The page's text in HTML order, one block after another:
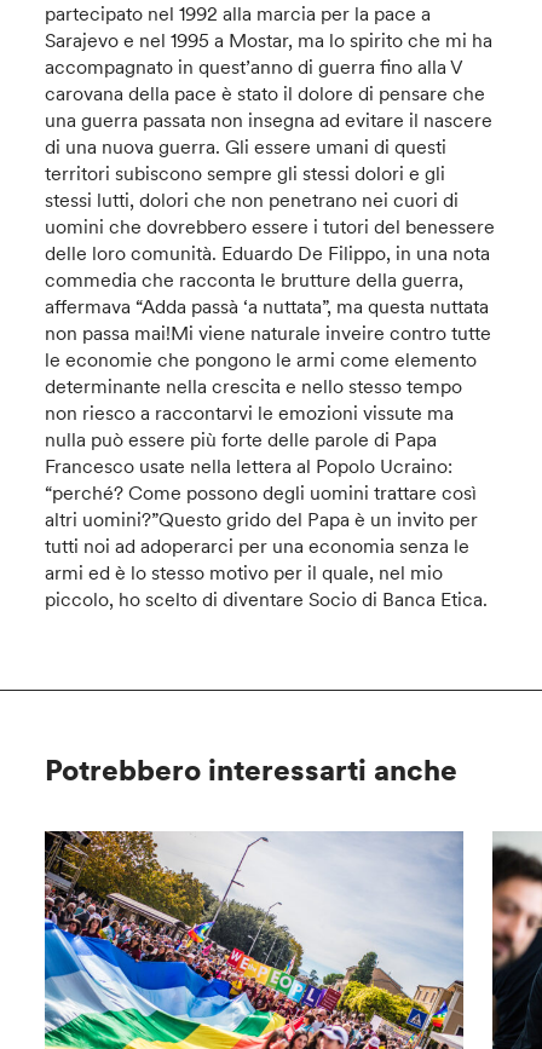
partecipato nel 1992 alla marcia per la pace a
Sarajevo e nel 1995 a Mostar, ma lo spirito che mi ha
accompagnato in quest’anno di guerra fino alla V
carovana della pace è stato il dolore di pensare che
una guerra passata non insegna ad evitare il nascere
di una nuova guerra. Gli essere umani di questi
territori subiscono sempre gli stessi dolori e gli
stessi lutti, dolori che non penetrano nei cuori di
uomini che dovrebbero essere i tutori del benessere
delle loro comunità. Eduardo De Filippo, in una nota
commedia che racconta le brutture della guerra,
affermava “Adda passà ‘a nuttata”, ma questa nuttata
non passa mai!Mi viene naturale inveire contro tutte
le economie che pongono le armi come elemento
determinante nella crescita e nello stesso tempo
non riesco a raccontarvi le emozioni vissute ma
nulla può essere più forte delle parole di Papa
Francesco usate nella lettera al Popolo Ucraino:
“perché? Come possono degli uomini trattare così
altri uomini?”Questo grido del Papa è un invito per
tutti noi ad adoperarci per una economia senza le
armi ed è lo stesso motivo per il quale, nel mio
piccolo, ho scelto di diventare Socio di Banca Etica.
Potrebbero interessarti anche